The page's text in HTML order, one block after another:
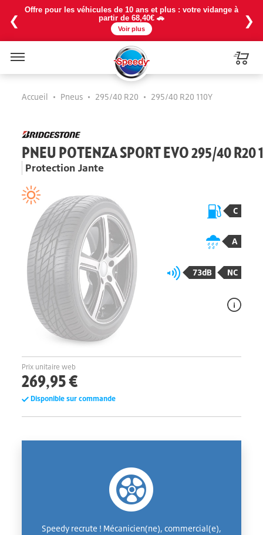
❮
Offre pour les véhicules de 10 ans et plus : votre vidange à
partir de 68,40€ 🚗
Voir plus
❯
Accueil • Pneus • 295/40 R20 • 295/40 R20 110Y
PNEU POTENZA SPORT EVO 295/40 R20
Protection Jante
C
A
73dB NC
Prix unitaire web
269,95 €
Disponible sur commande
Speedy recrute ! Mécanicien(ne), commercial(e),